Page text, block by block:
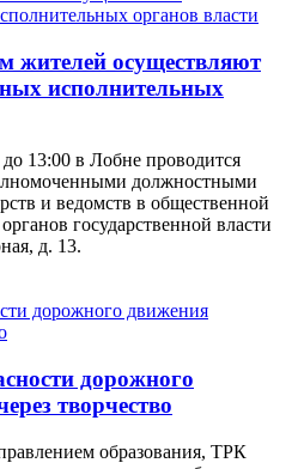
жителей осуществляют
исполнительных
13:00 в Лобне проводится
должностными
и ведомств в общественной
государственной власти
д. 13.
дорожного
творчество
образования, ТРК